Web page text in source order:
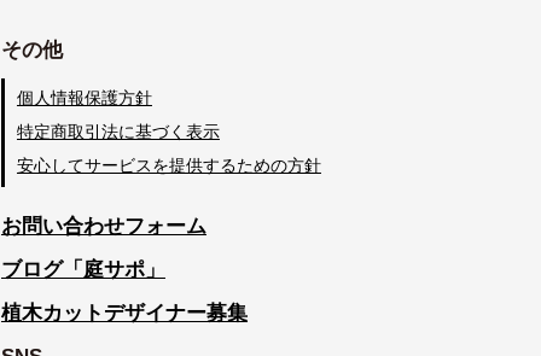
その他
個人情報保護方針
特定商取引法に基づく表示
安心してサービスを提供するための方針
お問い合わせフォーム
ブログ「庭サポ」
植木カットデザイナー募集